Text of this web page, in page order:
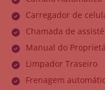
Carregador de
Chamada de
Manual do
Limpador Traseiro
Frenagem